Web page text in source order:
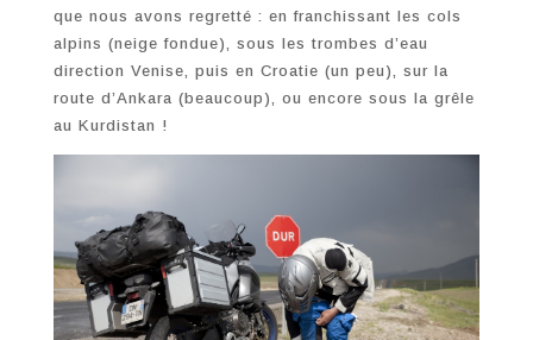
que nous avons regretté : en franchissant les cols
alpins (neige fondue), sous les trombes d’eau
direction Venise, puis en Croatie (un peu), sur la
route d’Ankara (beaucoup), ou encore sous la grêle
au Kurdistan !